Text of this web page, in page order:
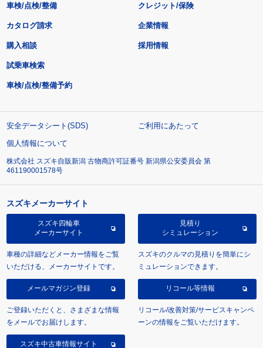
車検/点検/整備 クレジット/保険
カタログ請求
購入相談
試乗車検索
車検/点検/整備予約
企業情報
採用情報
安全データシート(SDS)
ご利用にあたって
個人情報について
株式会社 スズキ自販新潟 古物商許可証番号 新潟県公安委員会 第
461190001578号
スズキメーカーサイト
スズキ四輪車
メーカーサイト
車種の詳細などメーカー情報をご覧
いただける、メーカーサイトです。
見積り
シミュレーション
スズキのクルマの見積りを簡単にシ
ミュレーションできます。
メールマガジン登録
ご登録いただくと、さまざまな情報
をメールでお届けします。
リコール等情報
リコール/改善対策/サービスキャンペ
ーンの情報をご覧いただけます。
スズキ中古車情報サイト